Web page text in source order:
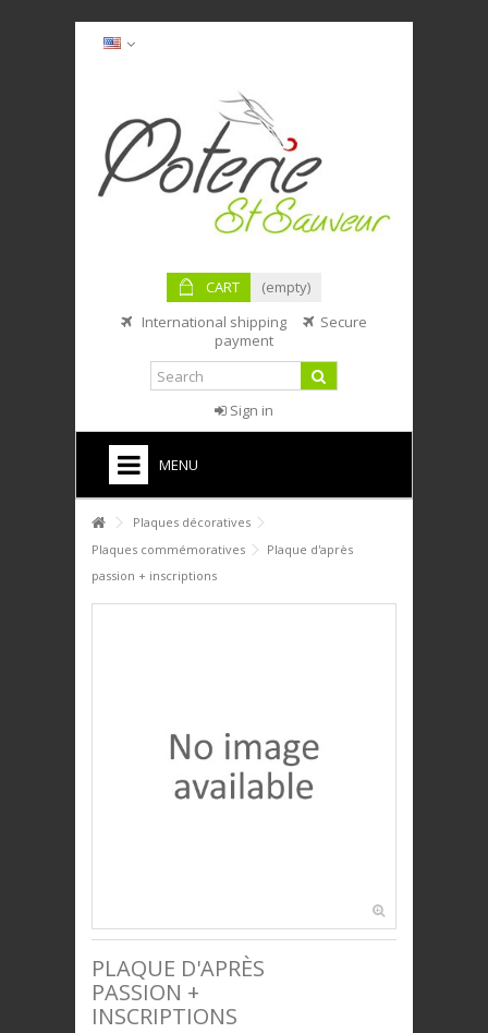
CART
(empty)
International shipping
Secure
payment
Sign in
MENU
HOME
+
PTIT DÉJ'
+
+
SERVICE DE TABLE
Plaques décoratives
Plaques commémoratives
Plaque d'après
passion + inscriptions
PLAQUE D'APRÈS
PASSION +
INSCRIPTIONS